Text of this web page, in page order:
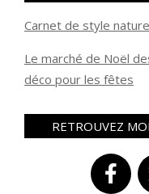
Carnet de style nature
Le marché de Noël
déco pour les fêtes
RETROUVEZ